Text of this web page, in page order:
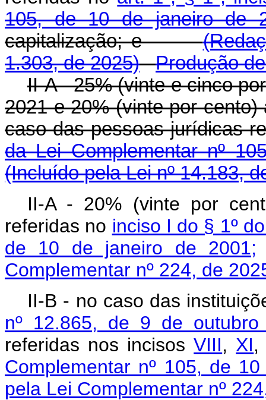
105, de 10 de janeiro de
capitalização; e
1.303, de 2025)
Produção
II-A - 25% (vinte e cinco
2021 e 20% (vinte por
caso das pessoas jurídicas
da Lei Complementar nº
(Incluído pela Lei nº 14.183,
II-A - 20% (vinte por
referidas no inciso I do § 1º
de 10 de janeiro de 2001;
Complementar nº 224, de
II-B - no caso das
nº 12.865, de 9 de
referidas nos incisosVIII, XI
Complementar nº 105, de
pela Lei Complementar nº